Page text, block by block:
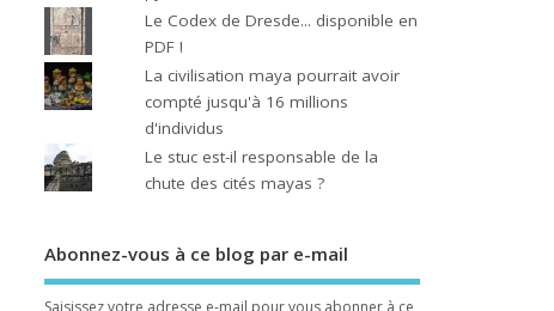
Le Codex de Dresde... disponible en
PDF !
La civilisation maya pourrait avoir
compté jusqu'à 16 millions
d'individus
Le stuc est-il responsable de la
chute des cités mayas ?
Abonnez-vous à ce blog par e-mail
Saisissez votre adresse e-mail pour vous abonner à ce